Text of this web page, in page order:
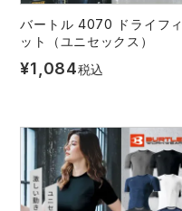
バートル 4070 ドライフィ
ット（ユニセックス）
¥1,084税込